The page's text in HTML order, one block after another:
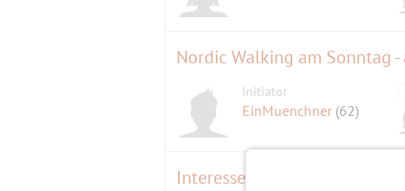
Nordic Walking am Sonntag
Initiator
EinMuenchner (62)
Interessenabfrage.